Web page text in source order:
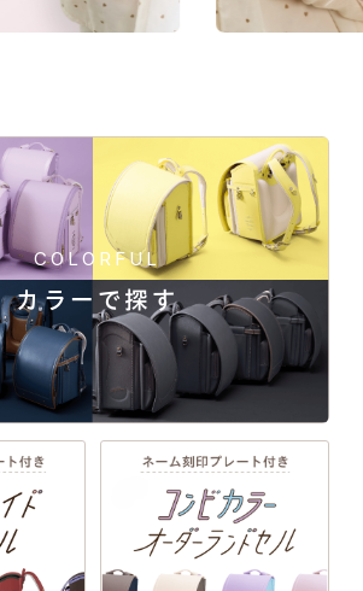
り明るく爽やかに見せる157シボの同
。軽やかでカジュアルな印象に。
EXTERIOR DESIGN
★★★★★
革157シボの商品一覧
大好き」や「ワクワク」を叶え
のデザインと100超のカラーライ
ドセル探しは、お子さまの“感
しさ”が花開く絶好のチャンス。
詳しく見る
COLORFUL
カラーで探す